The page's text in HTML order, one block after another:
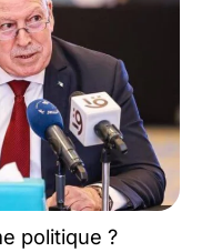
politique ?